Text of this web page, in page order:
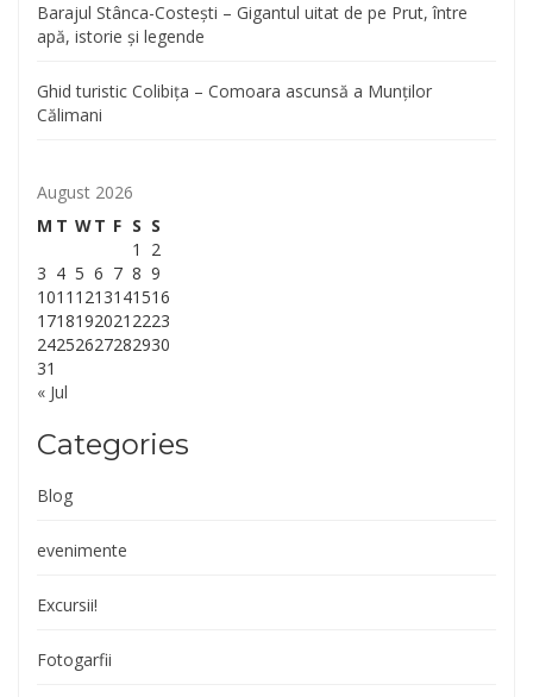
Barajul Stânca-Costești – Gigantul uitat de pe Prut, între
apă, istorie și legende
Ghid turistic Colibița – Comoara ascunsă a Munților
Călimani
August 2026
M T WT F S S
« Jul
1
2
3 4 5 6 7 8 9
1011 1213141516
1718192021 2223
24252627282930
31
Categories
Blog
evenimente
Excursii!
Fotogarfii